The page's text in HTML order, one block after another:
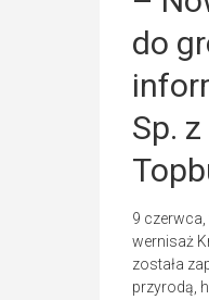
do
Sp.
9
wernisaż
została
przyrodą,